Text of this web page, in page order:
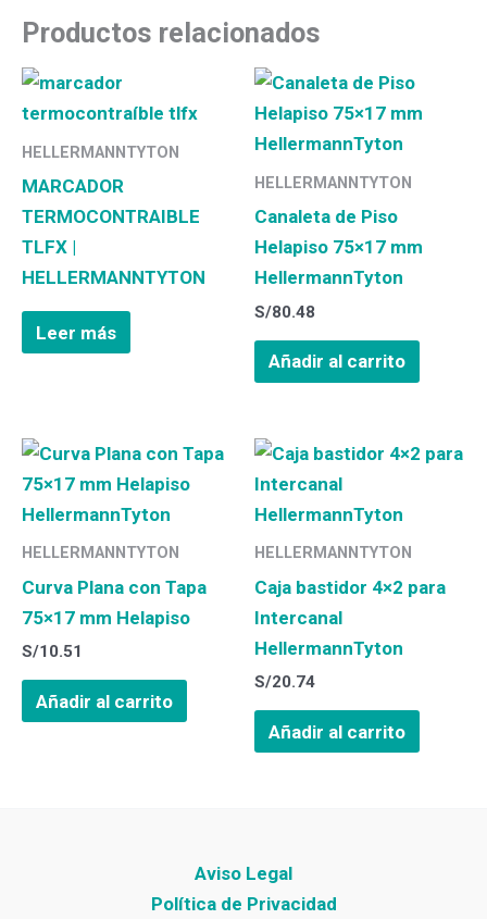
Productos relacionados
HELLERMANNTYTON
MARCADOR
TERMOCONTRAIBLE
TLFX |
HELLERMANNTYTON
Leer más
HELLERMANNTYTON
Canaleta de Piso
Helapiso 75×17 mm
HellermannTyton
S/80.48
Añadir al carrito
HELLERMANNTYTON
Curva Plana con Tapa
75×17 mm Helapiso
S/10.51
Añadir al carrito
HELLERMANNTYTON
Caja bastidor 4×2 para
Intercanal
HellermannTyton
S/20.74
Añadir al carrito
Aviso Legal
Política de Privacidad